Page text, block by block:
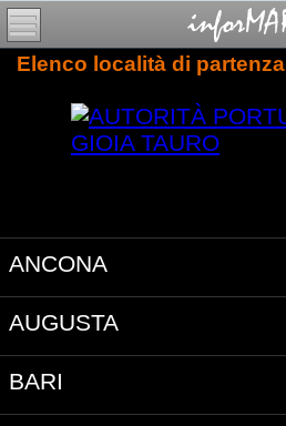
Elenco località di partenza
ANCONA
AUGUSTA
BARI